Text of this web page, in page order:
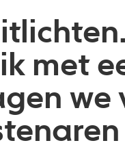
met
we